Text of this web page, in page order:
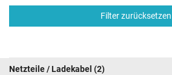
Filter zurücksetzen
Netzteile / Ladekabel (2)